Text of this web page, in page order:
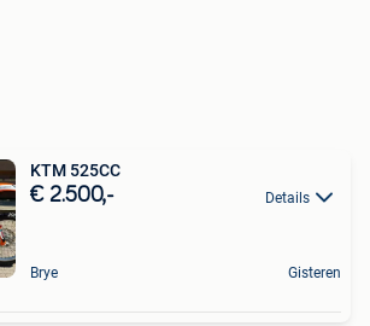
KTM 525CC
€ 2.500,- Details
Brye Gisteren